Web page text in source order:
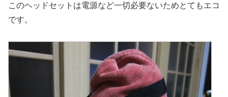
このヘッドセットは電源など一切必要ないためとてもエコ
です。